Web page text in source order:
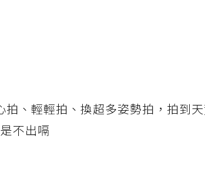
、輕輕拍、換超多姿勢拍，拍到天
不出嗝